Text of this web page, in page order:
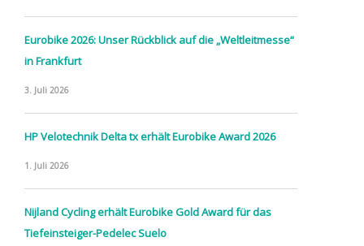
Eurobike 2026: Unser Rückblick auf die „Weltleitmesse“
in Frankfurt
3. Juli 2026
HP Velotechnik Delta tx erhält Eurobike Award 2026
1. Juli 2026
Nijland Cycling erhält Eurobike Gold Award für das
Tiefeinsteiger-Pedelec Suelo